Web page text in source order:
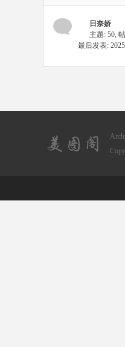
日奈娇
主题: 50,
最后发表: